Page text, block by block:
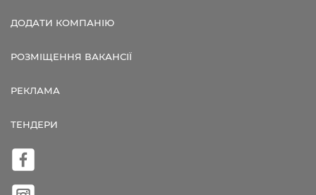
ДОДАТИ КОМПАНІЮ
РОЗМІЩЕННЯ ВАКАНСІЇ
РЕКЛАМА
ТЕНДЕРИ